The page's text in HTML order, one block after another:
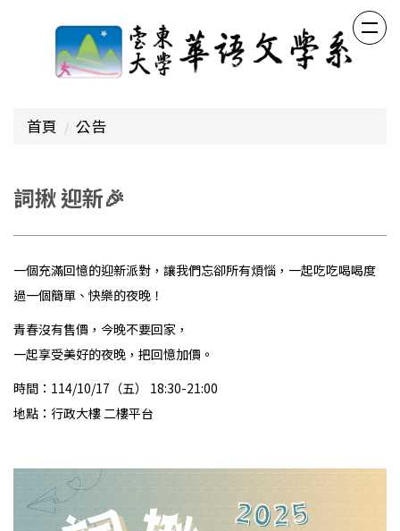
首頁 公告
詞揪 迎新🎉
一個充滿回憶的迎新派對，讓我們忘卻所有煩惱，一起吃吃喝喝度
過一個簡單、快樂的夜晚！
青春沒有售價，今晚不要回家，
一起享受美好的夜晚，把回憶加價。
時間：114/10/17（五） 18:30-21:00
地點：行政大樓 二樓平台